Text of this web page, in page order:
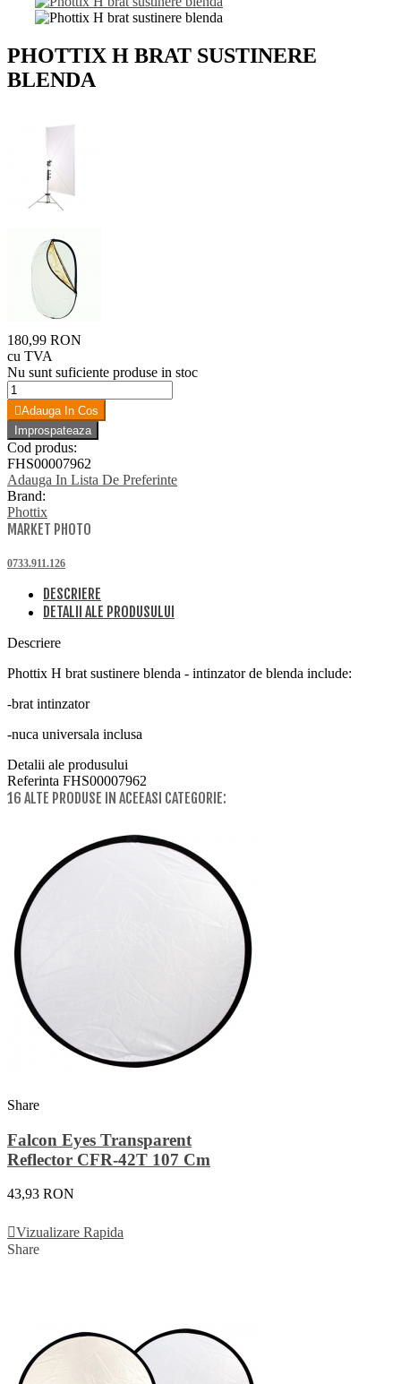
PHOTTIX H BRAT SUSTINERE
BLENDA
180,99 RON
cu TVA
Nu sunt suficiente produse in stoc
Adauga In Cos
Cod produs:
FHS00007962
Adauga In Lista De Preferinte
Brand:
Phottix
MARKET PHOTO
0733.911.126
DESCRIERE
DETALII ALE PRODUSULUI
Descriere
Phottix H brat sustinere blenda - intinzator de blenda include:
-brat intinzator
-nuca universala inclusa
Detalii ale produsului
Referinta FHS00007962
16 ALTE PRODUSE IN ACEEASI CATEGORIE:
Share
Falcon Eyes Transparent
Reflector CFR-42T 107 Cm
43,93 RON
Vizualizare Rapida
Share